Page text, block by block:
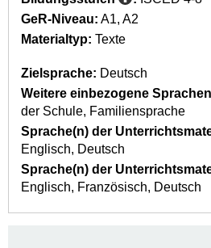
GeR-Niveau: A1 A2
Materialtyp: Texte
Zielsprache: Deutsch
Weitere einbezogene
der Schule Familiensprache
Sprache(n) der
Englisch
Deutsch
Sprache(n) der
Englisch
Französisch Deutsch